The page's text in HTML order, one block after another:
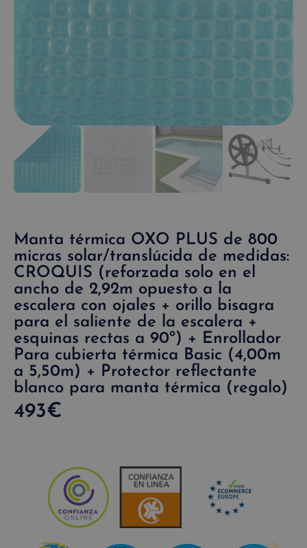
Manta térmica OXO PLUS de 800
micras solar/translúcida de medidas:
CROQUIS (reforzada solo en el
ancho de 2,92m opuesto a la
escalera con ojales + orillo bisagra
para el saliente de la escalera +
esquinas rectas a 90º) + Enrollador
Para cubierta térmica Basic (4,00m
a 5,50m) + Protector reflectante
blanco para manta térmica (regalo)
493€